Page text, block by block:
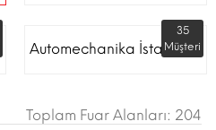
Automechanika İstanbul
35
Müşteri
Toplam Fuar Alanları: 204